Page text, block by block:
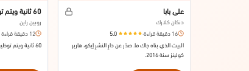
علي بابا
دنكان كلارك
16 دقيقة قراءة
·
5.0
البيت الذي بناه جاك ما. صدَر عن دارِ النشرِ إيكو، هاربر
كولينز سنة 2016.
60 ثانية ويتم توظيفك
روبين راين
12 دقيقة قراءة
60 ثانية ويتم توظيفك